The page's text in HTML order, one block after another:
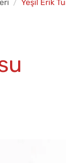
Yeşil Erik